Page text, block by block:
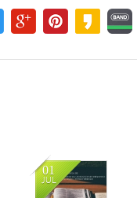
01
JUL